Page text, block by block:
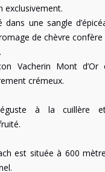
exclusivement.
dans une sangle
de chèvre confère
Vacherin Mont d’Or
crémeux.
à la cuillère et
est située à 600